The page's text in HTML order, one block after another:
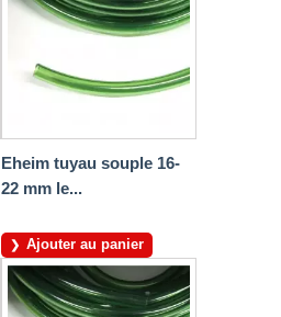
Eheim tuyau souple 16-
22 mm le...
Ajouter au panier